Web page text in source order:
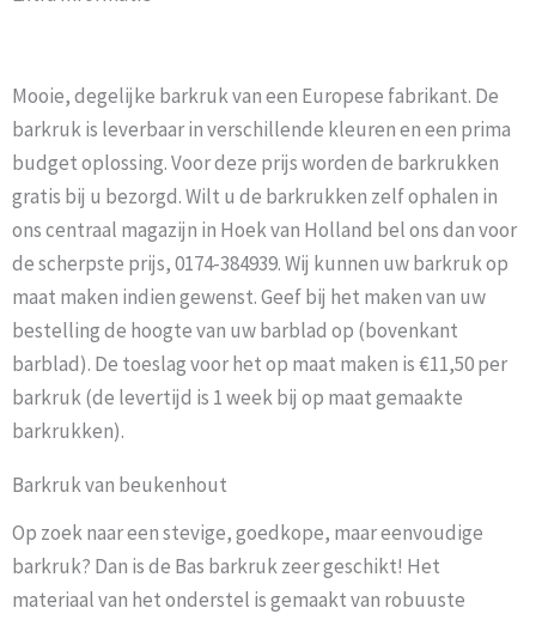
Mooie, degelijke barkruk van een Europese fabrikant. De
barkruk is leverbaar in verschillende kleuren en een prima
budget oplossing. Voor deze prijs worden de barkrukken
gratis bij u bezorgd. Wilt u de barkrukken zelf ophalen in
ons centraal magazijn in Hoek van Holland bel ons dan voor
de scherpste prijs, 0174-384939. Wij kunnen uw barkruk op
maat maken indien gewenst. Geef bij het maken van uw
bestelling de hoogte van uw barblad op (bovenkant
barblad). De toeslag voor het op maat maken is €11,50 per
barkruk (de levertijd is 1 week bij op maat gemaakte
barkrukken).
Barkruk van beukenhout
Op zoek naar een stevige, goedkope, maar eenvoudige
barkruk? Dan is de Bas barkruk zeer geschikt! Het
materiaal van het onderstel is gemaakt van robuuste